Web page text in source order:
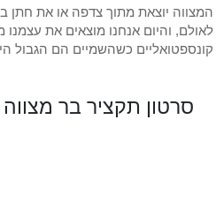
צילום חינה
צילום אירועים
המצווה יוצאת מתוך צדפה או את חתן
לאולם, והיום אנחנו מוצאים את עצמנו
קונספטואליים כשהשמיים הם הגבול
סרטון תקציר בר